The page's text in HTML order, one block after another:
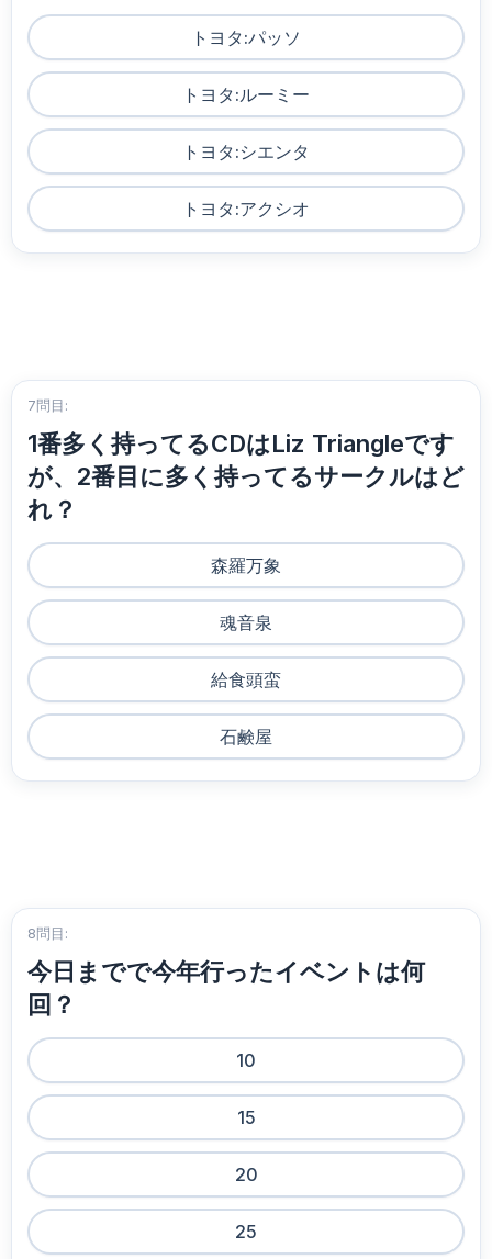
トヨタ:パッソ
トヨタ:ルーミー
トヨタ:シエンタ
トヨタ:アクシオ
7問目:
1番多く持ってるCDはLiz Triangleです
が、2番目に多く持ってるサークルはど
れ？
森羅万象
魂音泉
給食頭蛮
石鹸屋
8問目:
今日までで今年行ったイベントは何
回？
10
15
20
25